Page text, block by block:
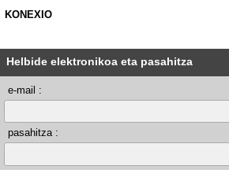
KONEXIO
Helbide elektronikoa eta pasahitza
e-mail :
pasahitza :